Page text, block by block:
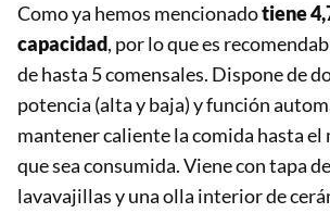
Como ya hemos mencionadotiene
capacidad, por lo que es
de hasta 5 comensales. Dispone de
potencia (alta y baja) y función
mantener caliente la comida hasta el
que sea consumida. Viene con tapa
lavavajillas y una olla interior de